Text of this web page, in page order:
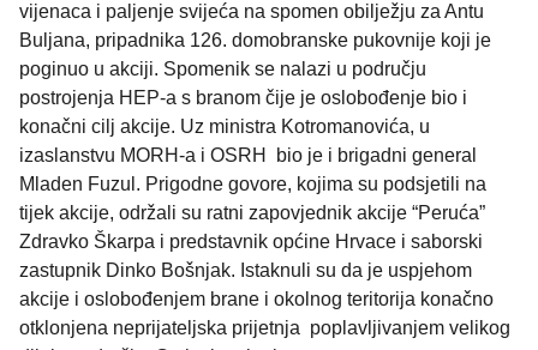
vijenaca i paljenje svijeća na spomen obilježju za Antu
Buljana, pripadnika 126. domobranske pukovnije koji je
poginuo u akciji. Spomenik se nalazi u području
postrojenja HEP-a s branom čije je oslobođenje bio i
konačni cilj akcije. Uz ministra Kotromanovića, u
izaslanstvu MORH-a i OSRH bio je i brigadni general
Mladen Fuzul. Prigodne govore, kojima su podsjetili na
tijek akcije, održali su ratni zapovjednik akcije “Peruća”
Zdravko Škarpa i predstavnik općine Hrvace i saborski
zastupnik Dinko Bošnjak. Istaknuli su da je uspjehom
akcije i oslobođenjem brane i okolnog teritorija konačno
otklonjena neprijateljska prijetnja poplavljivanjem velikog